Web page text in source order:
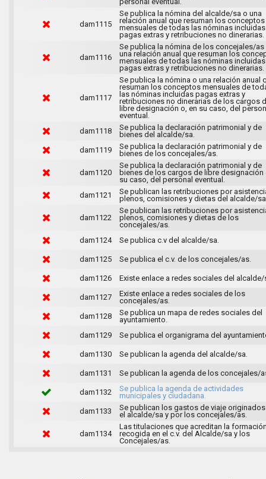
dam1115
Se publica la nómina del alcalde/sa o una
relación anual que resuman los conceptos
mensuales de todas las nóminas incluidas
pagas extras y retribuciones no dinerarias.
dam1116
Se publica la nómina de los concejales/as
una relación anual que resuman los
mensuales de todas las nóminas incluidas
pagas extras y retribuciones no dinerarias.
dam1117
Se publica la nómina o una relación anual
resuman los conceptos mensuales de
las nóminas incluidas pagas extras y
retribuciones no dinerarias de los cargos
libre designación o, en su caso, del
eventual.
dam1118
Se publica la declaración patrimonial y de
bienes del alcalde/sa.
dam1119
Se publica la declaración patrimonial y de
bienes de los concejales/as.
dam1120
Se publica la declaración patrimonial y de
bienes de los cargos de libre designación
su caso, del personal eventual.
dam1121
Se publican las retribuciones por
plenos, comisiones y dietas del alcalde/
dam1122
Se publican las retribuciones por
plenos, comisiones y dietas de los
concejales/as.
dam1124
Se publica c.v del alcalde/sa.
dam1125 Se publica el c.v. de los concejales/as.
dam1126 Existe enlace a redes sociales del alcalde/
dam1127
Existe enlace a redes sociales de los
concejales/as.
dam1128
Se publica un mapa de redes sociales del
ayuntamiento.
dam1129
Se publica el organigrama del
dam1130 Se publican la agenda del alcalde/sa.
dam1131 Se publican la agenda de los concejales/
dam1132
Se publica la agenda de actividades
municipales y ciudadana.
dam1133
Se publican los gastos de viaje
el alcalde/sa y por los concejales/as.
dam1134
Las titulaciones que acreditan la
recogida en el c.v. del Alcalde/sa y los
Concejales/as.